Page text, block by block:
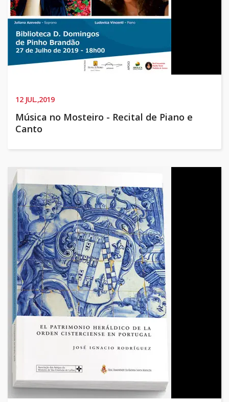
12JUL.,2019
Música no Mosteiro - Recital de Piano e
Canto